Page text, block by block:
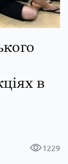
в
1229